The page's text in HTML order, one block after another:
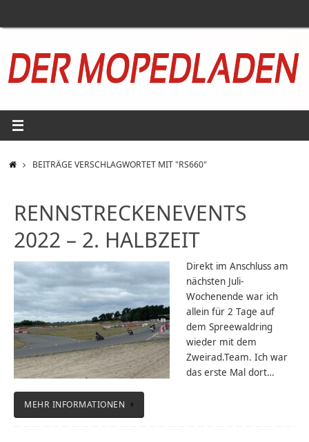
STARTBEITRÄGE VERSCHLAGWORTET MIT "RS660"
RENNSTRECKENEVENTS
2022 – 2. HALBZEIT
Direkt im Anschluss am
nächsten Juli-
Wochenende war ich
allein für 2 Tage auf
dem Spreewaldring
wieder mit dem
Zweirad.Team. Ich war
das erste Mal dort…
MEHR INFORMATIONEN